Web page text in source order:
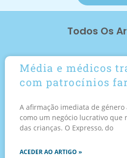
Todos Os
Média e médicos
com patrocínios
A afirmação imediata de
como um negócio lucrativo que
das crianças. O Expresso, do
ACEDER AO ARTIGO »